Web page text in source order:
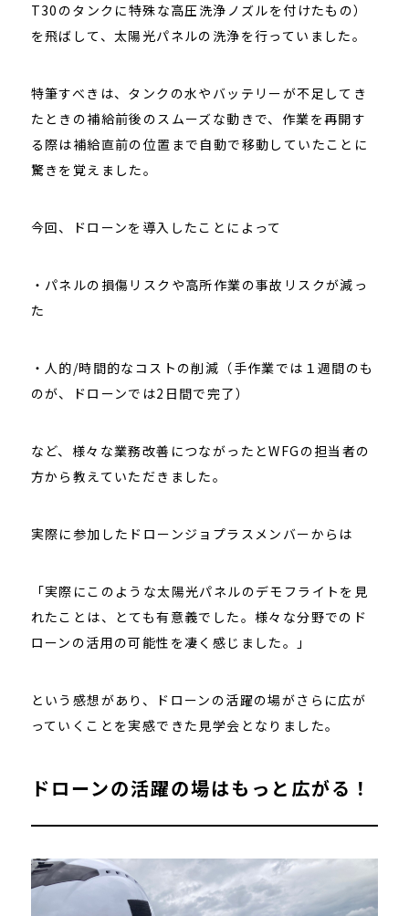
T30のタンクに特殊な高圧洗浄ノズルを付けたもの）
を飛ばして、太陽光パネルの洗浄を行っていました。
特筆すべきは、タンクの水やバッテリーが不足してき
たときの補給前後のスムーズな動きで、作業を再開す
る際は補給直前の位置まで自動で移動していたことに
驚きを覚えました。
今回、ドローンを導入したことによって
・ パネルの損傷リスクや高所作業の事故リスクが減っ
た
・ 人的/時間的なコストの削減 （手作業では１週間のも
のが、ドローンでは2日間で完了）
など、様々な業務改善につながったとWFGの担当者の
方から教えていただきました。
実際に参加したドローンジョプラスメンバーからは
「実際にこのような太陽光パネルのデモフライトを見
れたことは、とても有意義でした。様々な分野でのド
ローンの活用の可能性を凄く感じました。」
という感想があり、ドローンの活躍の場がさらに広が
っていくことを実感できた見学会となりました。
ドローンの活躍の場はもっと広がる！